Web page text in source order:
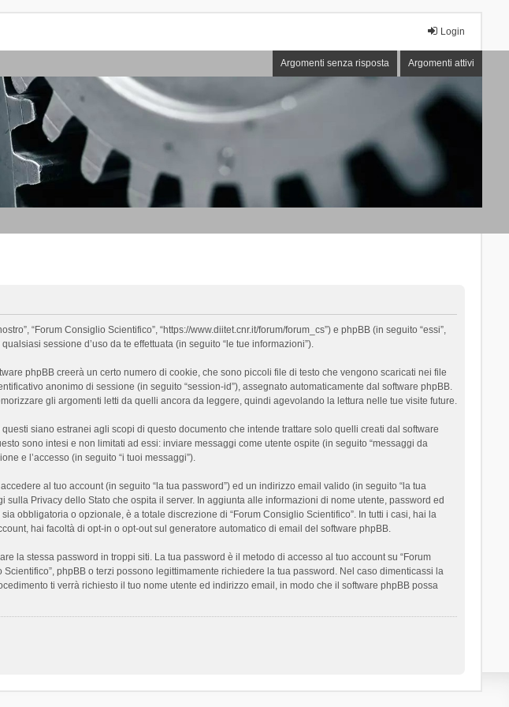
Login
Argomenti senza risposta Argomenti attivi
“Forum Consiglio Scientifico”, “https://www.diitet.cnr.it/forum/forum_cs”) e phpBB (in seguito “essi”,
sessione d’uso da te effettuata (in seguito “le tue informazioni”).
phpBB creerà un certo numero di cookie, che sono piccoli file di testo che vengono scaricati nei file
anonimo di sessione (in seguito “session-id”), assegnato automaticamente dal software phpBB.
gli argomenti letti da quelli ancora da leggere, quindi agevolando la lettura nelle tue visite future.
siano estranei agli scopi di questo documento che intende trattare solo quelli creati dal software
sono intesi e non limitati ad essi: inviare messaggi come utente ospite (in seguito “messaggi da
e l’accesso (in seguito “i tuoi messaggi”).
al tuo account (in seguito “la tua password”) ed un indirizzo email valido (in seguito “la tua
Privacy dello Stato che ospita il server. In aggiunta alle informazioni di nome utente, password ed
obbligatoria o opzionale, è a totale discrezione di “Forum Consiglio Scientifico”. In tutti i casi, hai la
hai facoltà di opt-in o opt-out sul generatore automatico di email del software phpBB.
la stessa password in troppi siti. La tua password è il metodo di accesso al tuo account su “Forum
phpBB o terzi possono legittimamente richiedere la tua password. Nel caso dimenticassi la
ti verrà richiesto il tuo nome utente ed indirizzo email, in modo che il software phpBB possa